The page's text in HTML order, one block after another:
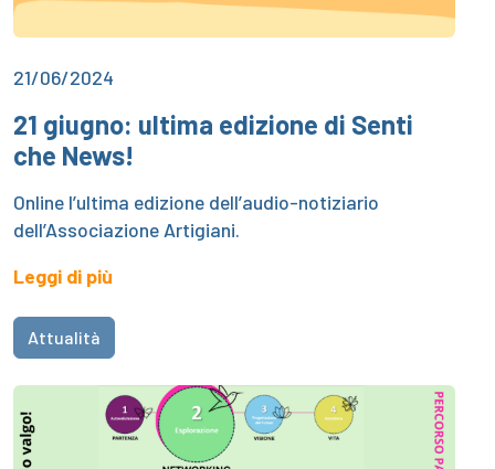
21/06/2024
21 giugno: ultima edizione di Senti
che News!
Online l’ultima edizione dell’audio-notiziario
dell’Associazione Artigiani.
Leggi di più
Attualità